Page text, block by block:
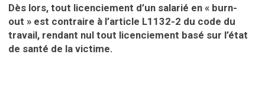
Dès lors, tout licenciement d’un salarié en « burn-
out » est contraire à l’article L1132-2 du code du
travail, rendant nul tout licenciement basé sur l’état
de santé de la victime.